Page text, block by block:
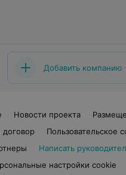
Добавить компанию
Новости проекта
Пользовательское
Написать
настройки cookie